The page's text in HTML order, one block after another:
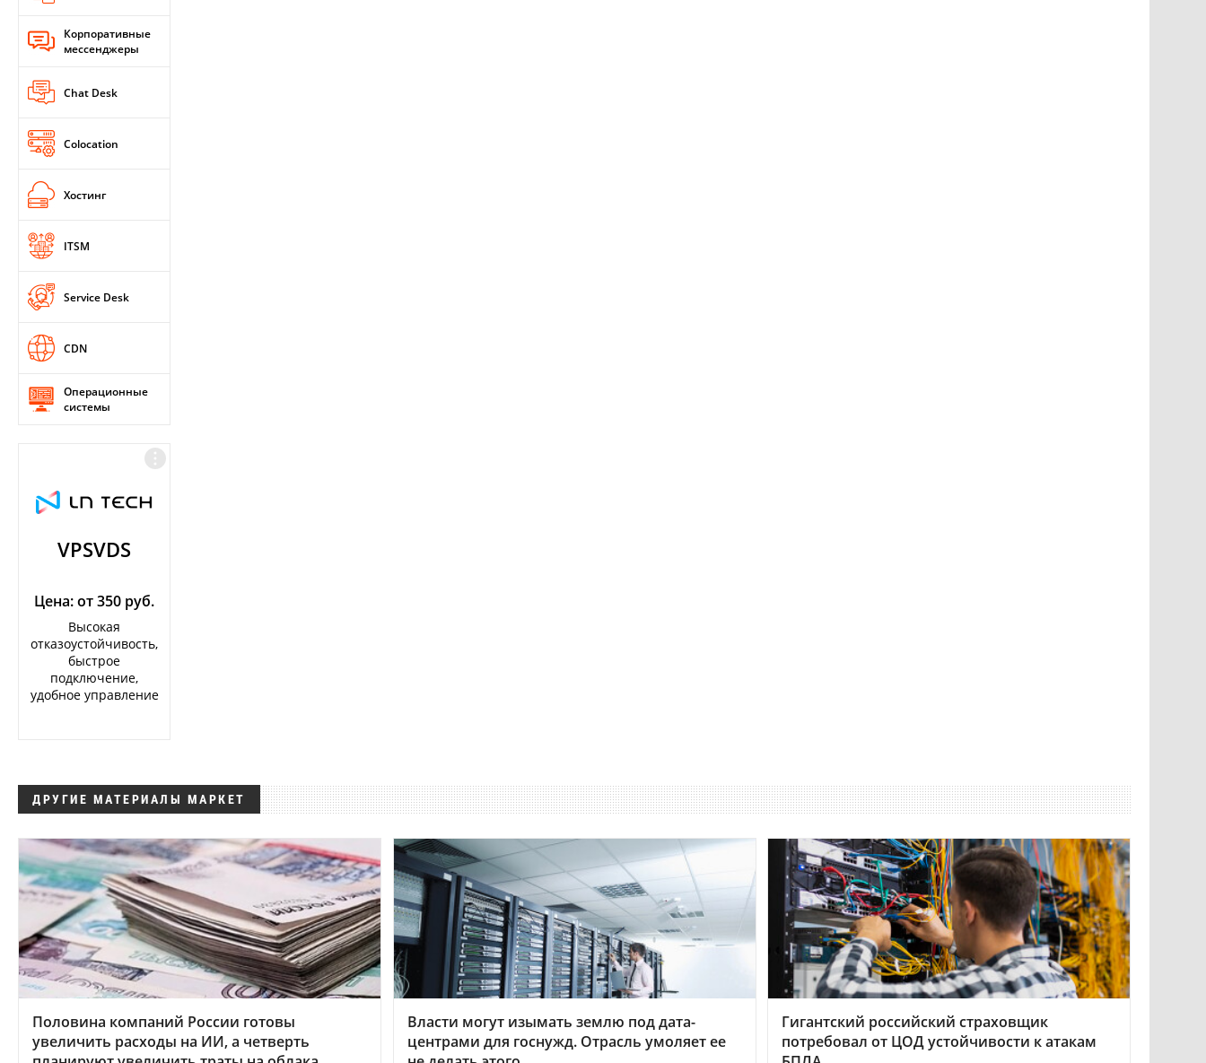
Корпоративные
мессенджеры
Chat Desk
Colocation
Хостинг
ITSM
Service Desk
CDN
Операционные
системы
VPSVDS
Цена: от 350 руб.
Высокая
отказоустойчивость,
быстрое
подключение,
удобное управление
ДРУГИЕ МАТЕРИАЛЫ МАРКЕТ
Половина компаний России готовы
увеличить расходы на ИИ, а четверть
Власти могут изымать землю под дата-
центрами для госнужд. Отрасль умоляет ее
Гигантский российский страховщик
потребовал от ЦОД устойчивости к атакам